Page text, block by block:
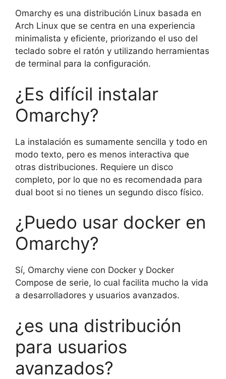
Omarchy es una distribución Linux basada en
Arch Linux que se centra en una experiencia
minimalista y eficiente, priorizando el uso del
teclado sobre el ratón y utilizando herramientas
de terminal para la configuración.
¿Es difícil instalar
Omarchy?
La instalación es sumamente sencilla y todo en
modo texto, pero es menos interactiva que
otras distribuciones. Requiere un disco
completo, por lo que no es recomendada para
dual boot si no tienes un segundo disco físico.
¿Puedo usar docker en
Omarchy?
Sí, Omarchy viene con Docker y Docker
Compose de serie, lo cual facilita mucho la vida
a desarrolladores y usuarios avanzados.
¿es una distribución
para usuarios
avanzados?